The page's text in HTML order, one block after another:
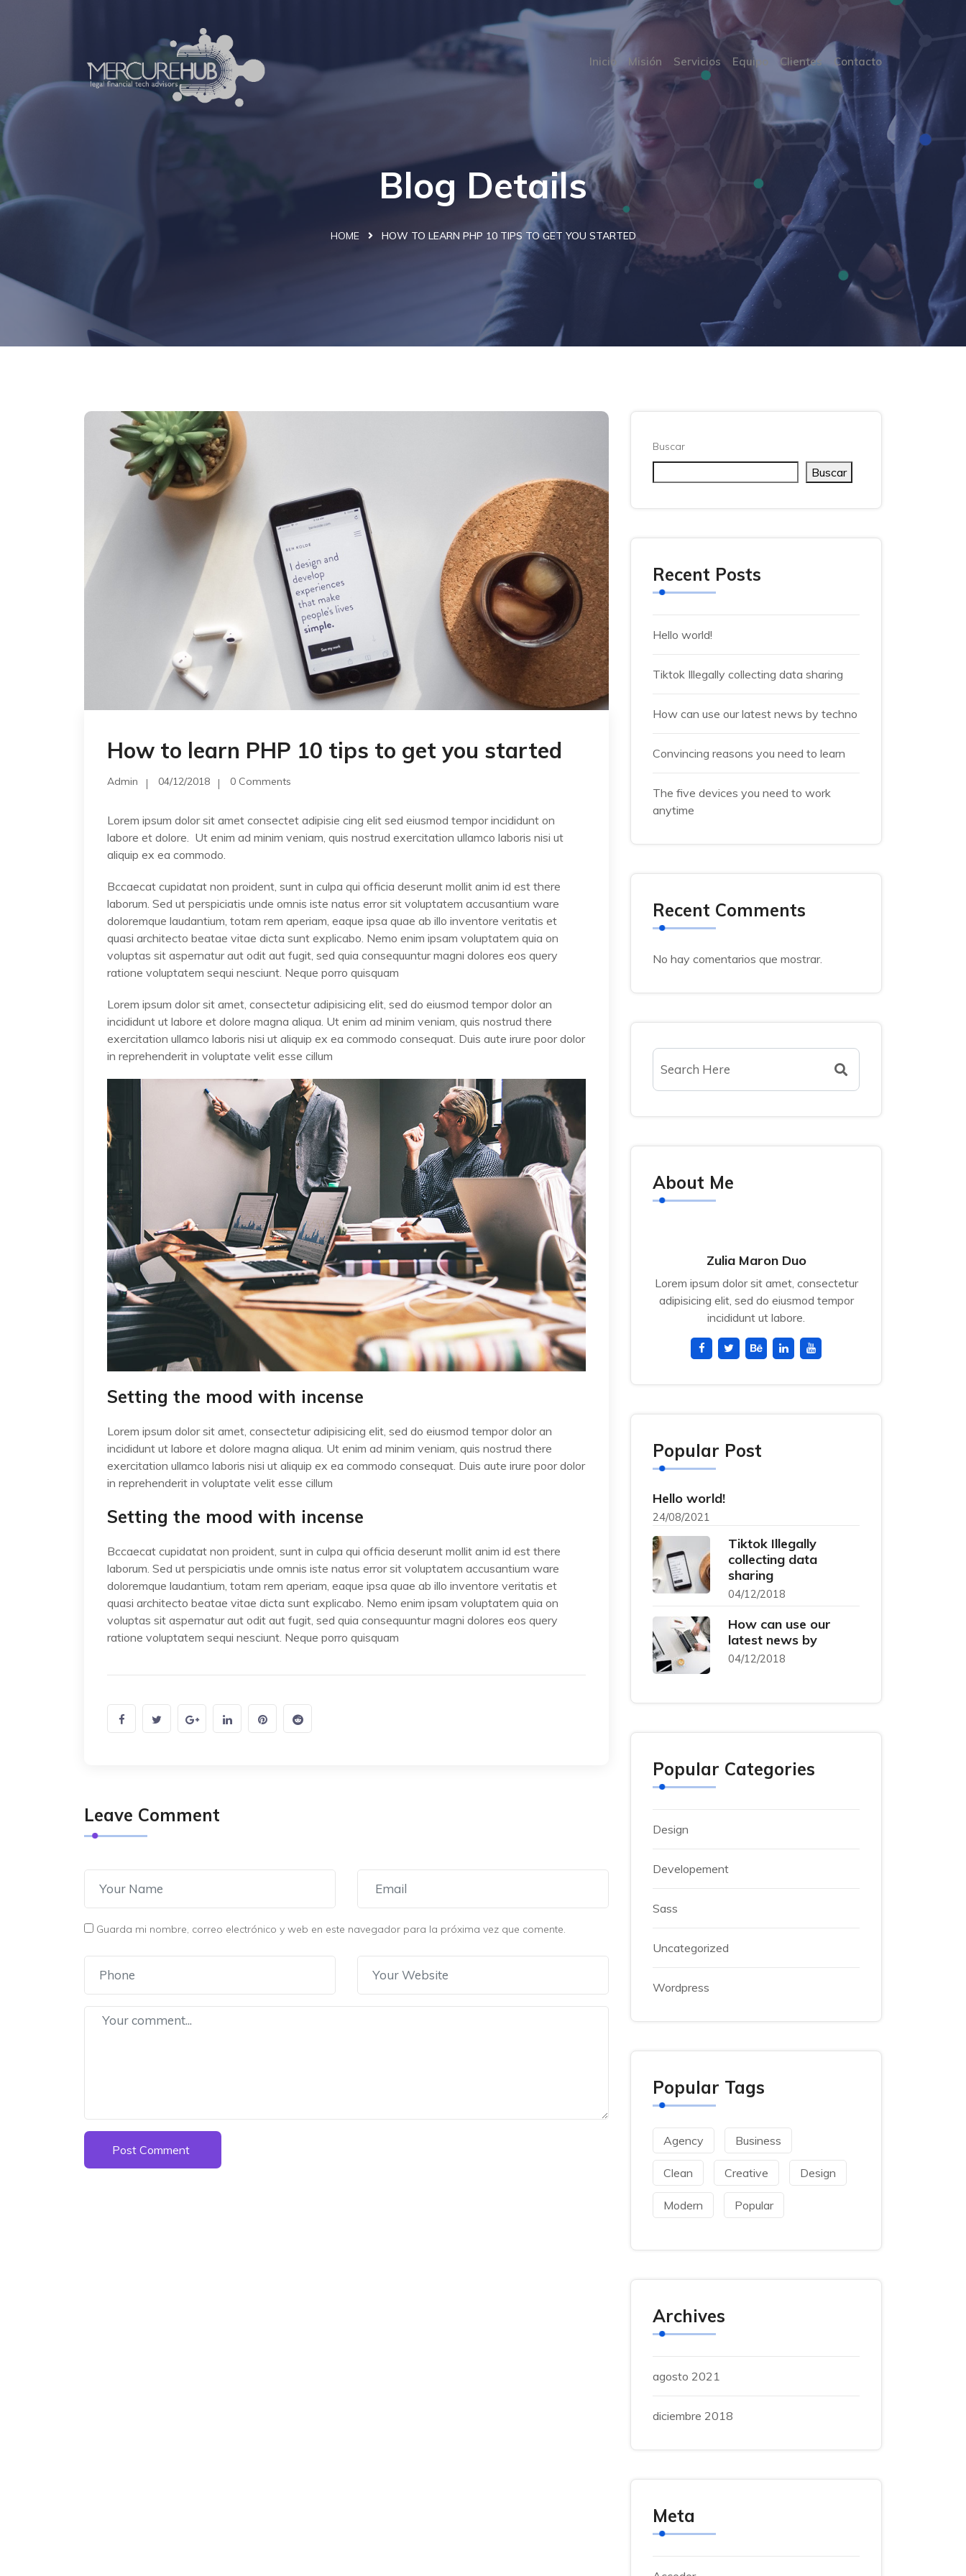
Inicio Misión Servicios Equipo Clientes Contacto
Blog Details
HOME HOW TO LEARN PHP 10 TIPS TO GET YOU STARTED
How to learn PHP 10 tips to get you started
Admin 04/12/2018 0 Comments
Lorem ipsum dolor sit amet consectet adipisie cing elit sed eiusmod tempor incididunt on
labore et dolore. Ut enim ad minim veniam, quis nostrud exercitation ullamco laboris nisi ut
aliquip ex ea commodo.
Bccaecat cupidatat non proident, sunt in culpa qui officia deserunt mollit anim id est there
laborum. Sed ut perspiciatis unde omnis iste natus error sit voluptatem accusantium ware
doloremque laudantium, totam rem aperiam, eaque ipsa quae ab illo inventore veritatis et
quasi architecto beatae vitae dicta sunt explicabo. Nemo enim ipsam voluptatem quia on
voluptas sit aspernatur aut odit aut fugit, sed quia consequuntur magni dolores eos query
ratione voluptatem sequi nesciunt. Neque porro quisquam
Lorem ipsum dolor sit amet, consectetur adipisicing elit, sed do eiusmod tempor dolor an
incididunt ut labore et dolore magna aliqua. Ut enim ad minim veniam, quis nostrud there
exercitation ullamco laboris nisi ut aliquip ex ea commodo consequat. Duis aute irure poor dolor
in reprehenderit in voluptate velit esse cillum
Setting the mood with incense
Lorem ipsum dolor sit amet, consectetur adipisicing elit, sed do eiusmod tempor dolor an
incididunt ut labore et dolore magna aliqua. Ut enim ad minim veniam, quis nostrud there
exercitation ullamco laboris nisi ut aliquip ex ea commodo consequat. Duis aute irure poor dolor
in reprehenderit in voluptate velit esse cillum
Setting the mood with incense
Bccaecat cupidatat non proident, sunt in culpa qui officia deserunt mollit anim id est there
laborum. Sed ut perspiciatis unde omnis iste natus error sit voluptatem accusantium ware
doloremque laudantium, totam rem aperiam, eaque ipsa quae ab illo inventore veritatis et
quasi architecto beatae vitae dicta sunt explicabo. Nemo enim ipsam voluptatem quia on
voluptas sit aspernatur aut odit aut fugit, sed quia consequuntur magni dolores eos query
ratione voluptatem sequi nesciunt. Neque porro quisquam
Leave Comment
Guarda mi nombre, correo electrónico y web en este navegador para la próxima vez que comente.
Post Comment
Buscar
Buscar
Recent Posts
Hello world!
Tiktok Illegally collecting data sharing
How can use our latest news by techno
Convincing reasons you need to learn
The five devices you need to work
anytime
Recent Comments
No hay comentarios que mostrar.
About Me
Zulia Maron Duo
Lorem ipsum dolor sit amet, consectetur
adipisicing elit, sed do eiusmod tempor
incididunt ut labore.
Popular Post
Hello world!
24/08/2021
Tiktok Illegally
collecting data
sharing
04/12/2018
How can use our
latest news by
04/12/2018
Popular Categories
Design
Developement
Sass
Uncategorized
Wordpress
Popular Tags
Agency Business
Clean Creative Design
Modern Popular
Archives
agosto 2021
diciembre 2018
Meta